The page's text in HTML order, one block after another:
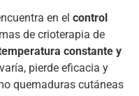
en el control
de crioterapia de
constante y
pierde eficacia y
quemaduras cutáneas